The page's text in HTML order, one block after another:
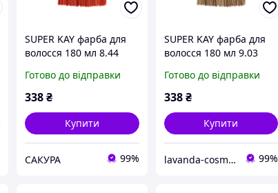
SUPER KAY фарба для
волосся 180 мл 8.44
інтенсивний KAY PRO
Готово до відправки
338₴
Купити
САКУРА 99%
SUPER KAY фарба для
волосся 180 мл 9.03
натуральний русявий
теплий
Готово до відправки
338 ₴
Купити
lavanda-cosmetic.prom.ua 99%